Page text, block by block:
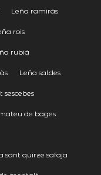
Leña ramirás
rois
rubiá
Leña saldes
de bages
sant quirze safaja